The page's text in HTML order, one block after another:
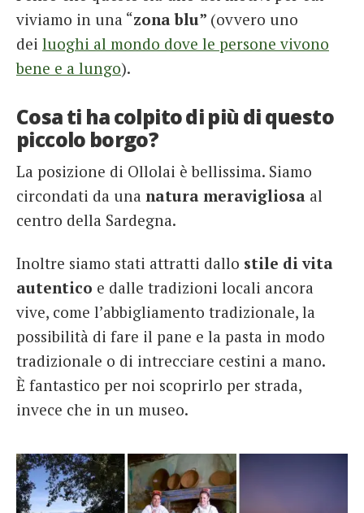
viviamo in una “zona blu” (ovvero uno
dei luoghi al mondo dove le persone vivono
bene e a lungo).
Cosa ti ha colpito di più di questo
piccolo borgo?
La posizione di Ollolai è bellissima. Siamo
circondati da una natura meravigliosa al
centro della Sardegna.
Inoltre siamo stati attratti dallo stile di vita
autentico e dalle tradizioni locali ancora
vive, come l’abbigliamento tradizionale, la
possibilità di fare il pane e la pasta in modo
tradizionale o di intrecciare cestini a mano.
È fantastico per noi scoprirlo per strada,
invece che in un museo.